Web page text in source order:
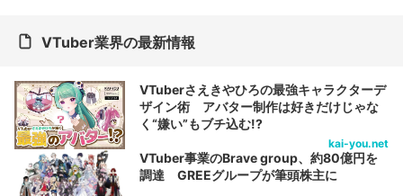
VTuber業界の最新情報
VTuberさえきやひろの最強キャラクターデ
ザイン術 アバター制作は好きだけじゃな
く“嫌い”もブチ込む!?
kai-you.net
VTuber事業のBrave group、約80億円を
調達 GREEグループが筆頭株主に